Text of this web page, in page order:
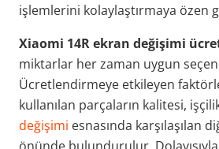
işlemlerini kolaylaştırmaya özen
Xiaomi 14R ekran değişimi
miktarlar her zaman uygun
Ücretlendirmeye etkileyen
kullanılan parçaların kalitesi,
değişimi esnasında karşılaşılan